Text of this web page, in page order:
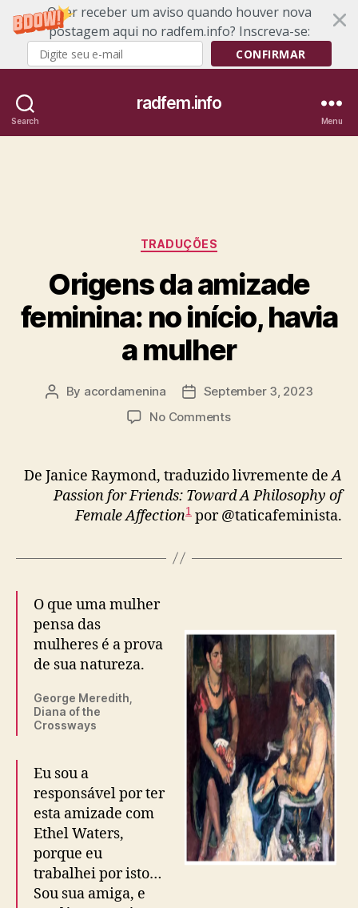
Quer receber um aviso quando houver nova
postagem aqui no radfem.info? Inscreva-se:
CONFIRMAR
Search
radfem.info
Menu
Categories
TRADUÇÕES
Origens da amizade
feminina: no início, havia
a mulher
Post
By acordamenina
PostSeptember 3, 2023
No Commentson
amizade
feminina:
no
início,
a
De Janice Raymond, traduzido livremente deA
Passion for Friends: Toward A Philosophy of
Female Affection1 por @taticafeminista.
O que uma mulher
pensa das
mulheres é a prova
de sua natureza.
George Meredith,
Diana of the
Crossways
Eu sou a
responsável por ter
esta amizade com
Ethel Waters,
porque eu
trabalhei por isto…
Sou sua amiga, e